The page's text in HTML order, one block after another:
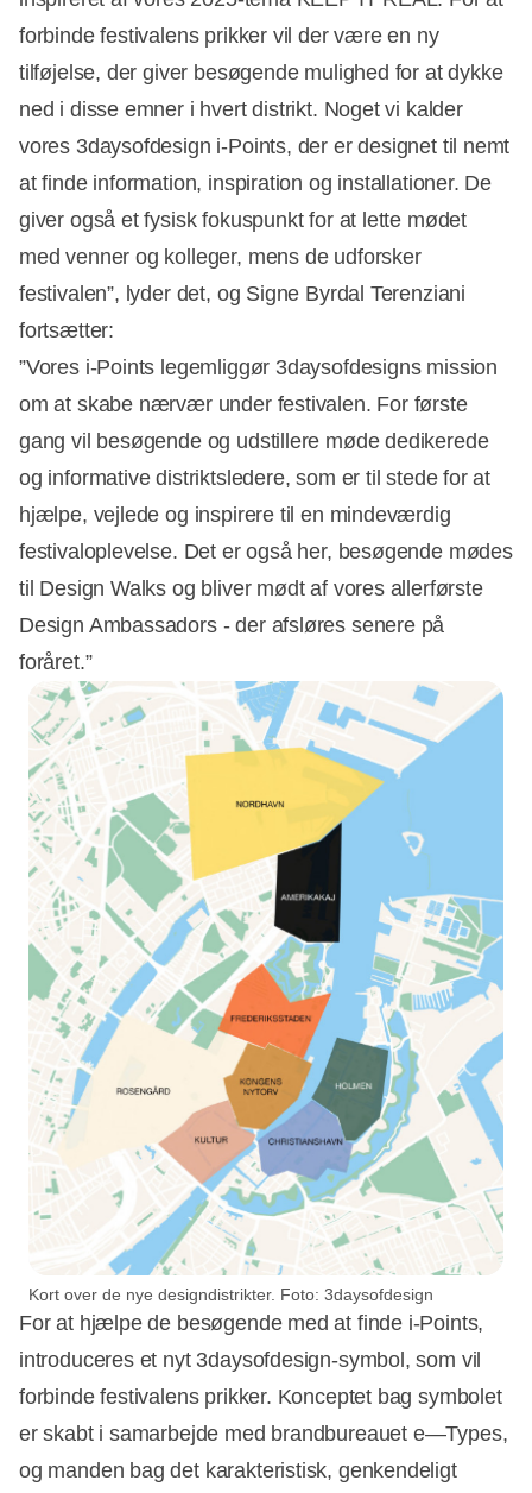
forbinde festivalens prikker vil der være en ny
tilføjelse, der giver besøgende mulighed for at dykke
ned i disse emner i hvert distrikt. Noget vi kalder
vores 3daysofdesign i-Points, der er designet til nemt
at finde information, inspiration og installationer. De
giver også et fysisk fokuspunkt for at lette mødet
med venner og kolleger, mens de udforsker
festivalen”, lyder det, og Signe Byrdal Terenziani
fortsætter:
”Vores i-Points legemliggør 3daysofdesigns mission
om at skabe nærvær under festivalen. For første
gang vil besøgende og udstillere møde dedikerede
og informative distriktsledere, som er til stede for at
hjælpe, vejlede og inspirere til en mindeværdig
festivaloplevelse. Det er også her, besøgende mødes
til Design Walks og bliver mødt af vores allerførste
Design Ambassadors - der afsløres senere på
foråret.”
Kort over de nye designdistrikter. Foto: 3daysofdesign
For at hjælpe de besøgende med at finde i-Points,
introduceres et nyt 3daysofdesign-symbol, som vil
forbinde festivalens prikker. Konceptet bag symbolet
er skabt i samarbejde med brandbureauet e—Types,
og manden bag det karakteristisk, genkendeligt